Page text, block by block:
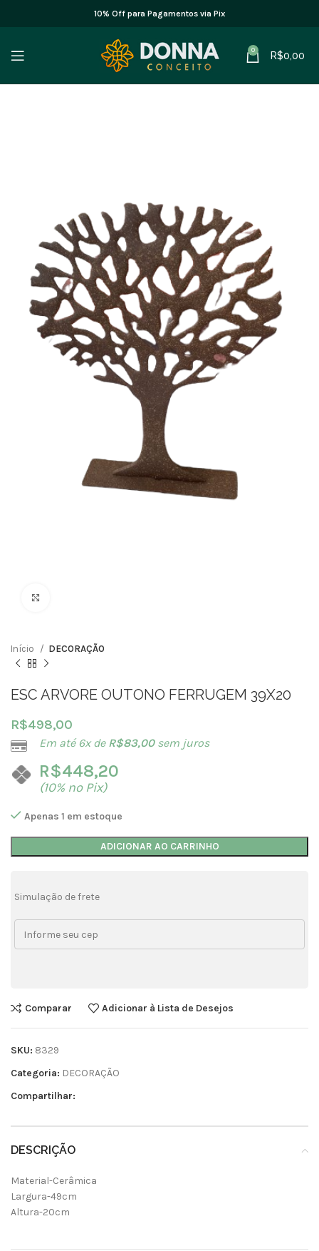
10% Off para Pagamentos via Pix
0 R$0,00
Início DECORAÇÃO
ESC ARVORE OUTONO FERRUGEM 39X20
R$498,00
Em até 6x de R$83,00sem juros
R$448,20
(10% no Pix)
Apenas 1 em estoque
ADICIONAR AO CARRINHO
Simulação de frete
Comparar Adicionar à Lista de Desejos
SKU: 8329
Categoria: DECORAÇÃO
Compartilhar:
DESCRIÇÃO
Material-Cerâmica
Largura-49cm
Altura-20cm